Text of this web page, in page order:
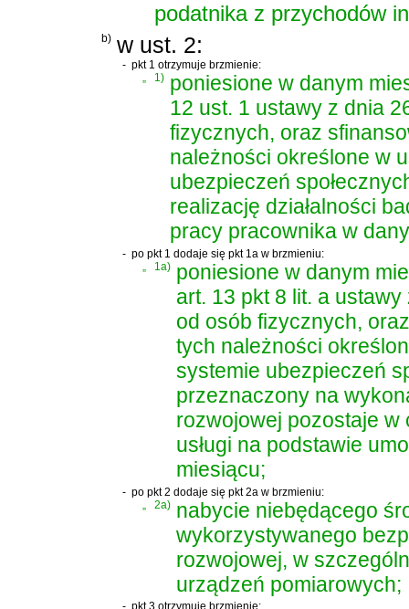
podatnika z przychodów
b) w ust. 2:
- pkt 1 otrzymuje brzmienie:
„
1) poniesione w danym
12 ust. 1 ustawy z dnia
fizycznych, oraz
należności określone w
ubezpieczeń
realizację działalności
pracy pracownika w
- po pkt 1 dodaje się pkt 1a w brzmieniu:
„
1a) poniesione w danym
art. 13 pkt 8 lit. a
od osób fizycznych,
tych należności
systemie ubezpieczeń
przeznaczony na
rozwojowej pozostaje w
usługi na podstawie
miesiącu;
- po pkt 2 dodaje się pkt 2a w brzmieniu:
2a) nabycie niebędącego
wykorzystywanego
rozwojowej, w
urządzeń pomiarowych;
- pkt 3 otrzymuje brzmienie: